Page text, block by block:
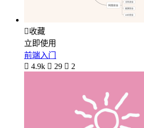
收藏
立即使用
前端入门
 4.9k  29  2